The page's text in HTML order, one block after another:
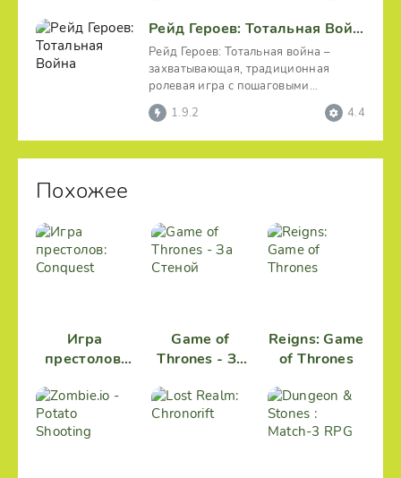
Рейд Героев: Тотальная Война
Рейд Героев: Тотальная война –
захватывающая, традиционная
ролевая игра с пошаговыми
поединками. Цель – сотворить
1.9.2 4.4
Похожее
Игра
престолов:
Game of
Thrones - За
Reigns: Game
of Thrones